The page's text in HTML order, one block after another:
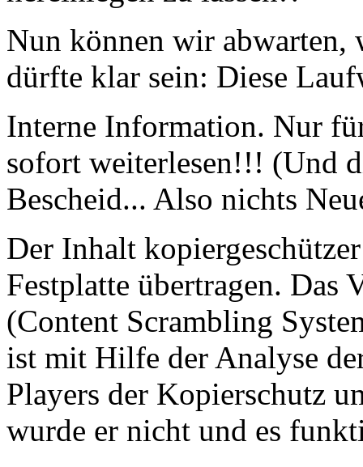
Nun können wir abwarten,
dürfte klar sein: Diese
Interne Information. Nur
sofort weiterlesen!!! (Und
Bescheid... Also nichts
Der Inhalt
Festplatte übertragen. Das
(Content Scrambling
ist mit Hilfe der Analyse
Players der Kopierschutz
wurde er nicht und es